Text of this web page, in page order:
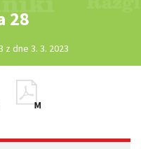
28
z dne 3. 3. 2023